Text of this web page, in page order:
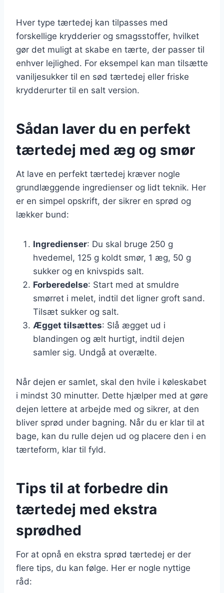
Hver type tærtedej kan tilpasses med
forskellige krydderier og smagsstoffer, hvilket
gør det muligt at skabe en tærte, der passer til
enhver lejlighed. For eksempel kan man tilsætte
vaniljesukker til en sød tærtedej eller friske
krydderurter til en salt version.
Sådan laver du en perfekt
tærtedej med æg og smør
At lave en perfekt tærtedej kræver nogle
grundlæggende ingredienser og lidt teknik. Her
er en simpel opskrift, der sikrer en sprød og
lækker bund:
Ingredienser: Du skal bruge 250 g
hvedemel, 125 g koldt smør, 1 æg, 50 g
sukker og en knivspids salt.
Forberedelse: Start med at smuldre
smørret i melet, indtil det ligner groft sand.
Tilsæt sukker og salt.
Ægget tilsættes: Slå ægget ud i
blandingen og ælt hurtigt, indtil dejen
samler sig. Undgå at overælte.
Når dejen er samlet, skal den hvile i køleskabet
i mindst 30 minutter. Dette hjælper med at gøre
dejen lettere at arbejde med og sikrer, at den
bliver sprød under bagning. Når du er klar til at
bage, kan du rulle dejen ud og placere den i en
tærteform, klar til fyld.
Tips til at forbedre din
tærtedej med ekstra
sprødhed
For at opnå en ekstra sprød tærtedej er der
flere tips, du kan følge. Her er nogle nyttige
råd: